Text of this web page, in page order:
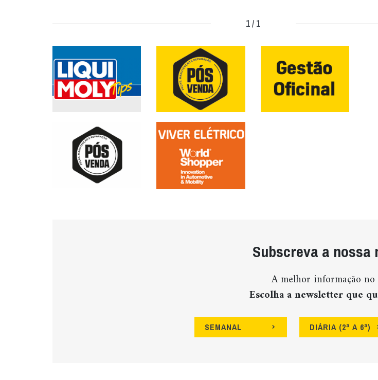
1 / 1
Subscreva a nossa
A melhor informação no
Escolha a newsletter que
SEMANAL DIÁRIA (2ª A 6ª)